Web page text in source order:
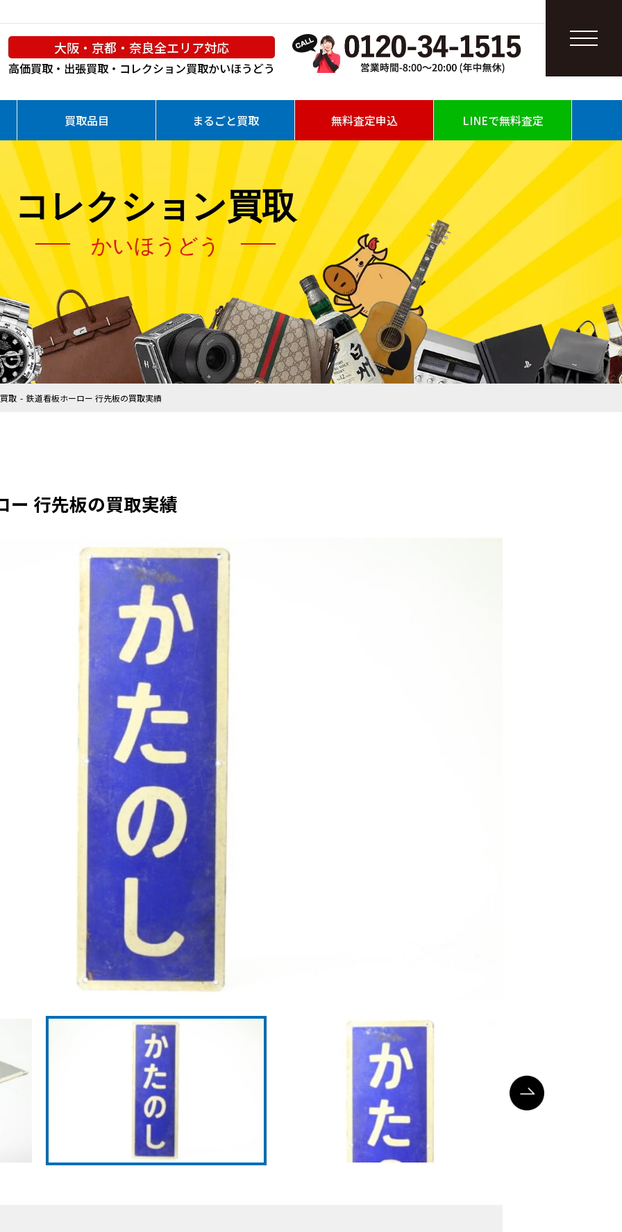
大阪・京都・奈良全エリア対応
高価買取・出張買取・コレクション買取かいほうどう
買取品目 まるごと買取 無料査定申込 LINEで無料査定
コレクション買取
かいほうどう
取 鉄道看板ホーロー 行先板の買取実績
ー 行先板の買取実績